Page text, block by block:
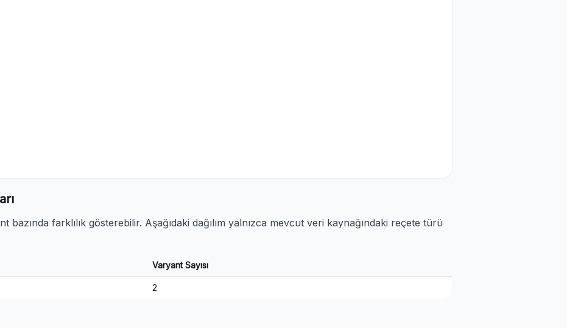
bazında farklılık gösterebilir. Aşağıdaki dağılım yalnızca mevcut veri kaynağındaki reçete türü
Varyant Sayısı
2